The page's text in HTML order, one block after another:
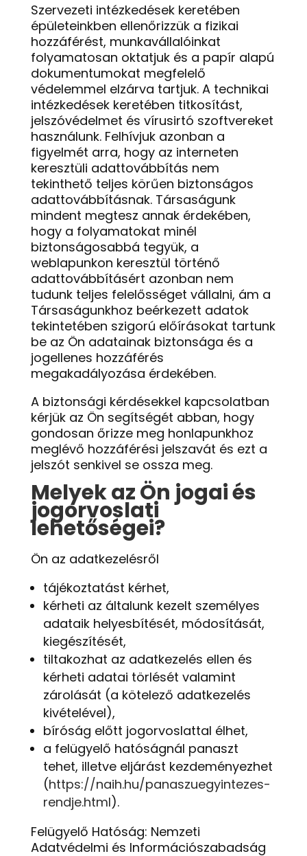
Szervezeti intézkedések keretében
épületeinkben ellenőrizzük a fizikai
hozzáférést, munkavállalóinkat
folyamatosan oktatjuk és a papír alapú
dokumentumokat megfelelő
védelemmel elzárva tartjuk. A technikai
intézkedések keretében titkosítást,
jelszóvédelmet és vírusirtó szoftvereket
használunk. Felhívjuk azonban a
figyelmét arra, hogy az interneten
keresztüli adattovábbítás nem
tekinthető teljes körűen biztonságos
adattovábbításnak. Társaságunk
mindent megtesz annak érdekében,
hogy a folyamatokat minél
biztonságosabbá tegyük, a
weblapunkon keresztül történő
adattovábbításért azonban nem
tudunk teljes felelősséget vállalni, ám a
Társaságunkhoz beérkezett adatok
tekintetében szigorú előírásokat tartunk
be az Ön adatainak biztonsága és a
jogellenes hozzáférés
megakadályozása érdekében.
A biztonsági kérdésekkel kapcsolatban
kérjük az Ön segítségét abban, hogy
gondosan őrizze meg honlapunkhoz
meglévő hozzáférési jelszavát és ezt a
jelszót senkivel se ossza meg.
Melyek az Ön jogai és
jogorvoslati
lehetőségei?
Ön az adatkezelésről
tájékoztatást kérhet,
kérheti az általunk kezelt személyes
adataik helyesbítését, módosítását,
kiegészítését,
tiltakozhat az adatkezelés ellen és
kérheti adatai törlését valamint
zárolását (a kötelező adatkezelés
kivételével),
bíróság előtt jogorvoslattal élhet,
a felügyelő hatóságnál panaszt
tehet, illetve eljárást kezdeményezhet
(https://naih.hu/panaszuegyintezes-
rendje.html).
Felügyelő Hatóság: Nemzeti
Adatvédelmi és Információszabadság